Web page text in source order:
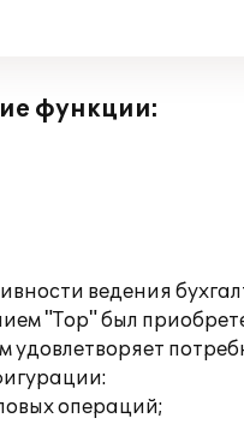
функции:
ведения
"Тор" был
операций;